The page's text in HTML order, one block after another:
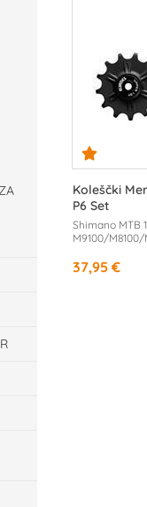
Koleščki
P6 Set
Shimano MTB
M9100/M8100/
37,95 €